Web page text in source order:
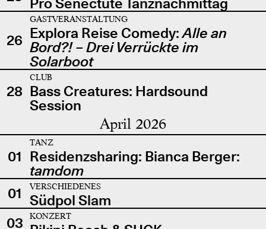
26
GASTVERANSTALTUNG
Explora Reise Comedy:Alle an
Bord?! – Drei Verrückte im
Solarboot
28
CLUB
Bass Creatures: Hardsound
Session
April 2026
01
TANZ
Residenzsharing: Bianca Berger:
tamdom
01
VERSCHIEDENES
Südpol Slam
03
KONZERT